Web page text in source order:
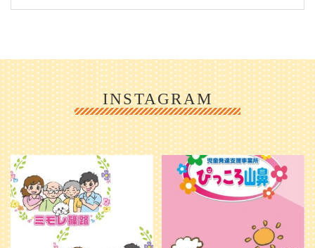
INSTAGRAM
利用者様やご家族の皆さまに、親し
みや温かさが伝わるようなデザイン
を目指し、ミモレのイラストを新し
く作...
20 0
＼ 2026年6月1日 OPEN ／
...
25 0